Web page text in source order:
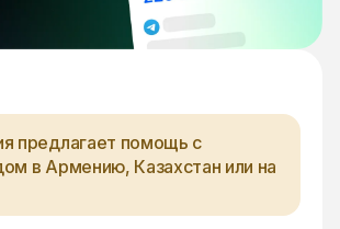
предлагает помощь с
в Армению, Казахстан или на